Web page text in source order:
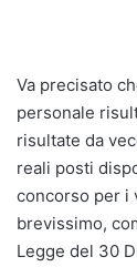
Va precisato
personale
risultate da
reali posti
concorso per i
brevissimo,
Legge del 30